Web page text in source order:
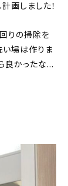
画しました！
りの掃除を
い場は作りま
良かったな…